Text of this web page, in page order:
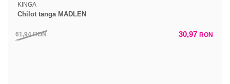
KINGA
Chilot tanga MADLEN
61,94RON 30,97 RON